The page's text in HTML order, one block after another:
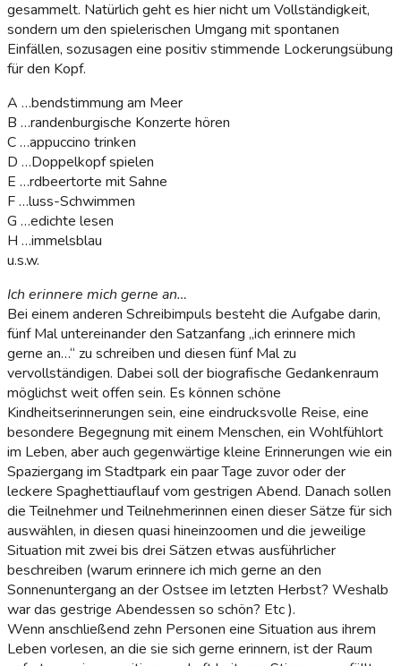
gesammelt. Natürlich geht es hier nicht um Vollständigkeit,
sondern um den spielerischen Umgang mit spontanen
Einfällen, sozusagen eine positiv stimmende Lockerungsübung
für den Kopf.
A …bendstimmung am Meer
B …randenburgische Konzerte hören
C …appuccino trinken
D …Doppelkopf spielen
E …rdbeertorte mit Sahne
F …luss-Schwimmen
G …edichte lesen
H …immelsblau
u.s.w.
Ich erinnere mich gerne an…
Bei einem anderen Schreibimpuls besteht die Aufgabe darin,
fünf Mal untereinander den Satzanfang „ich erinnere mich
gerne an…“ zu schreiben und diesen fünf Mal zu
vervollständigen. Dabei soll der biografische Gedankenraum
möglichst weit offen sein. Es können schöne
Kindheitserinnerungen sein, eine eindrucksvolle Reise, eine
besondere Begegnung mit einem Menschen, ein Wohlfühlort
im Leben, aber auch gegenwärtige kleine Erinnerungen wie ein
Spaziergang im Stadtpark ein paar Tage zuvor oder der
leckere Spaghettiauflauf vom gestrigen Abend. Danach sollen
die Teilnehmer und Teilnehmerinnen einen dieser Sätze für sich
auswählen, in diesen quasi hineinzoomen und die jeweilige
Situation mit zwei bis drei Sätzen etwas ausführlicher
beschreiben (warum erinnere ich mich gerne an den
Sonnenuntergang an der Ostsee im letzten Herbst? Weshalb
war das gestrige Abendessen so schön? Etc ).
Wenn anschließend zehn Personen eine Situation aus ihrem
Leben vorlesen, an die sie sich gerne erinnern, ist der Raum